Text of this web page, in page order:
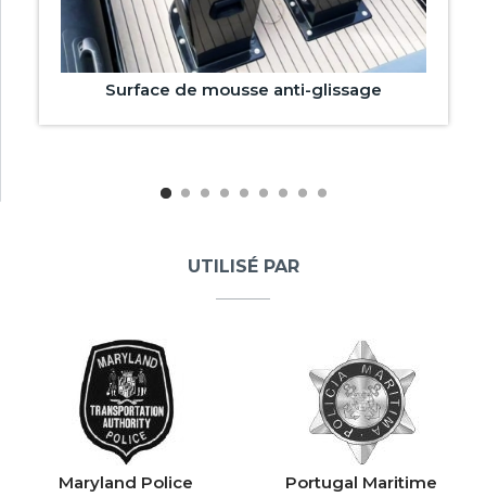
Surface de mousse anti-glissage
UTILISÉ PAR
Maryland Police
Portugal Maritime